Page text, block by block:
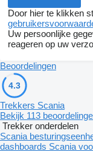
Door hier te klikken
Uw persoonlijke
reageren op uw
Beoordelingen
4.3
Trekkers Scania
Bekijk 113
Trekker onderdelen
Scania
dashboards Scania